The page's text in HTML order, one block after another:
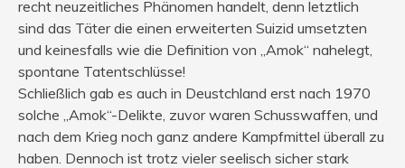
recht neuzeitliches Phänomen handelt, denn letztlich
sind das Täter die einen erweiterten Suizid umsetzten
und keinesfalls wie die Definition von „Amok“ nahelegt,
spontane Tatentschlüsse!
Schließlich gab es auch in Deustchland erst nach 1970
solche „Amok“-Delikte, zuvor waren Schusswaffen, und
nach dem Krieg noch ganz andere Kampfmittel überall zu
haben. Dennoch ist trotz vieler seelisch sicher stark